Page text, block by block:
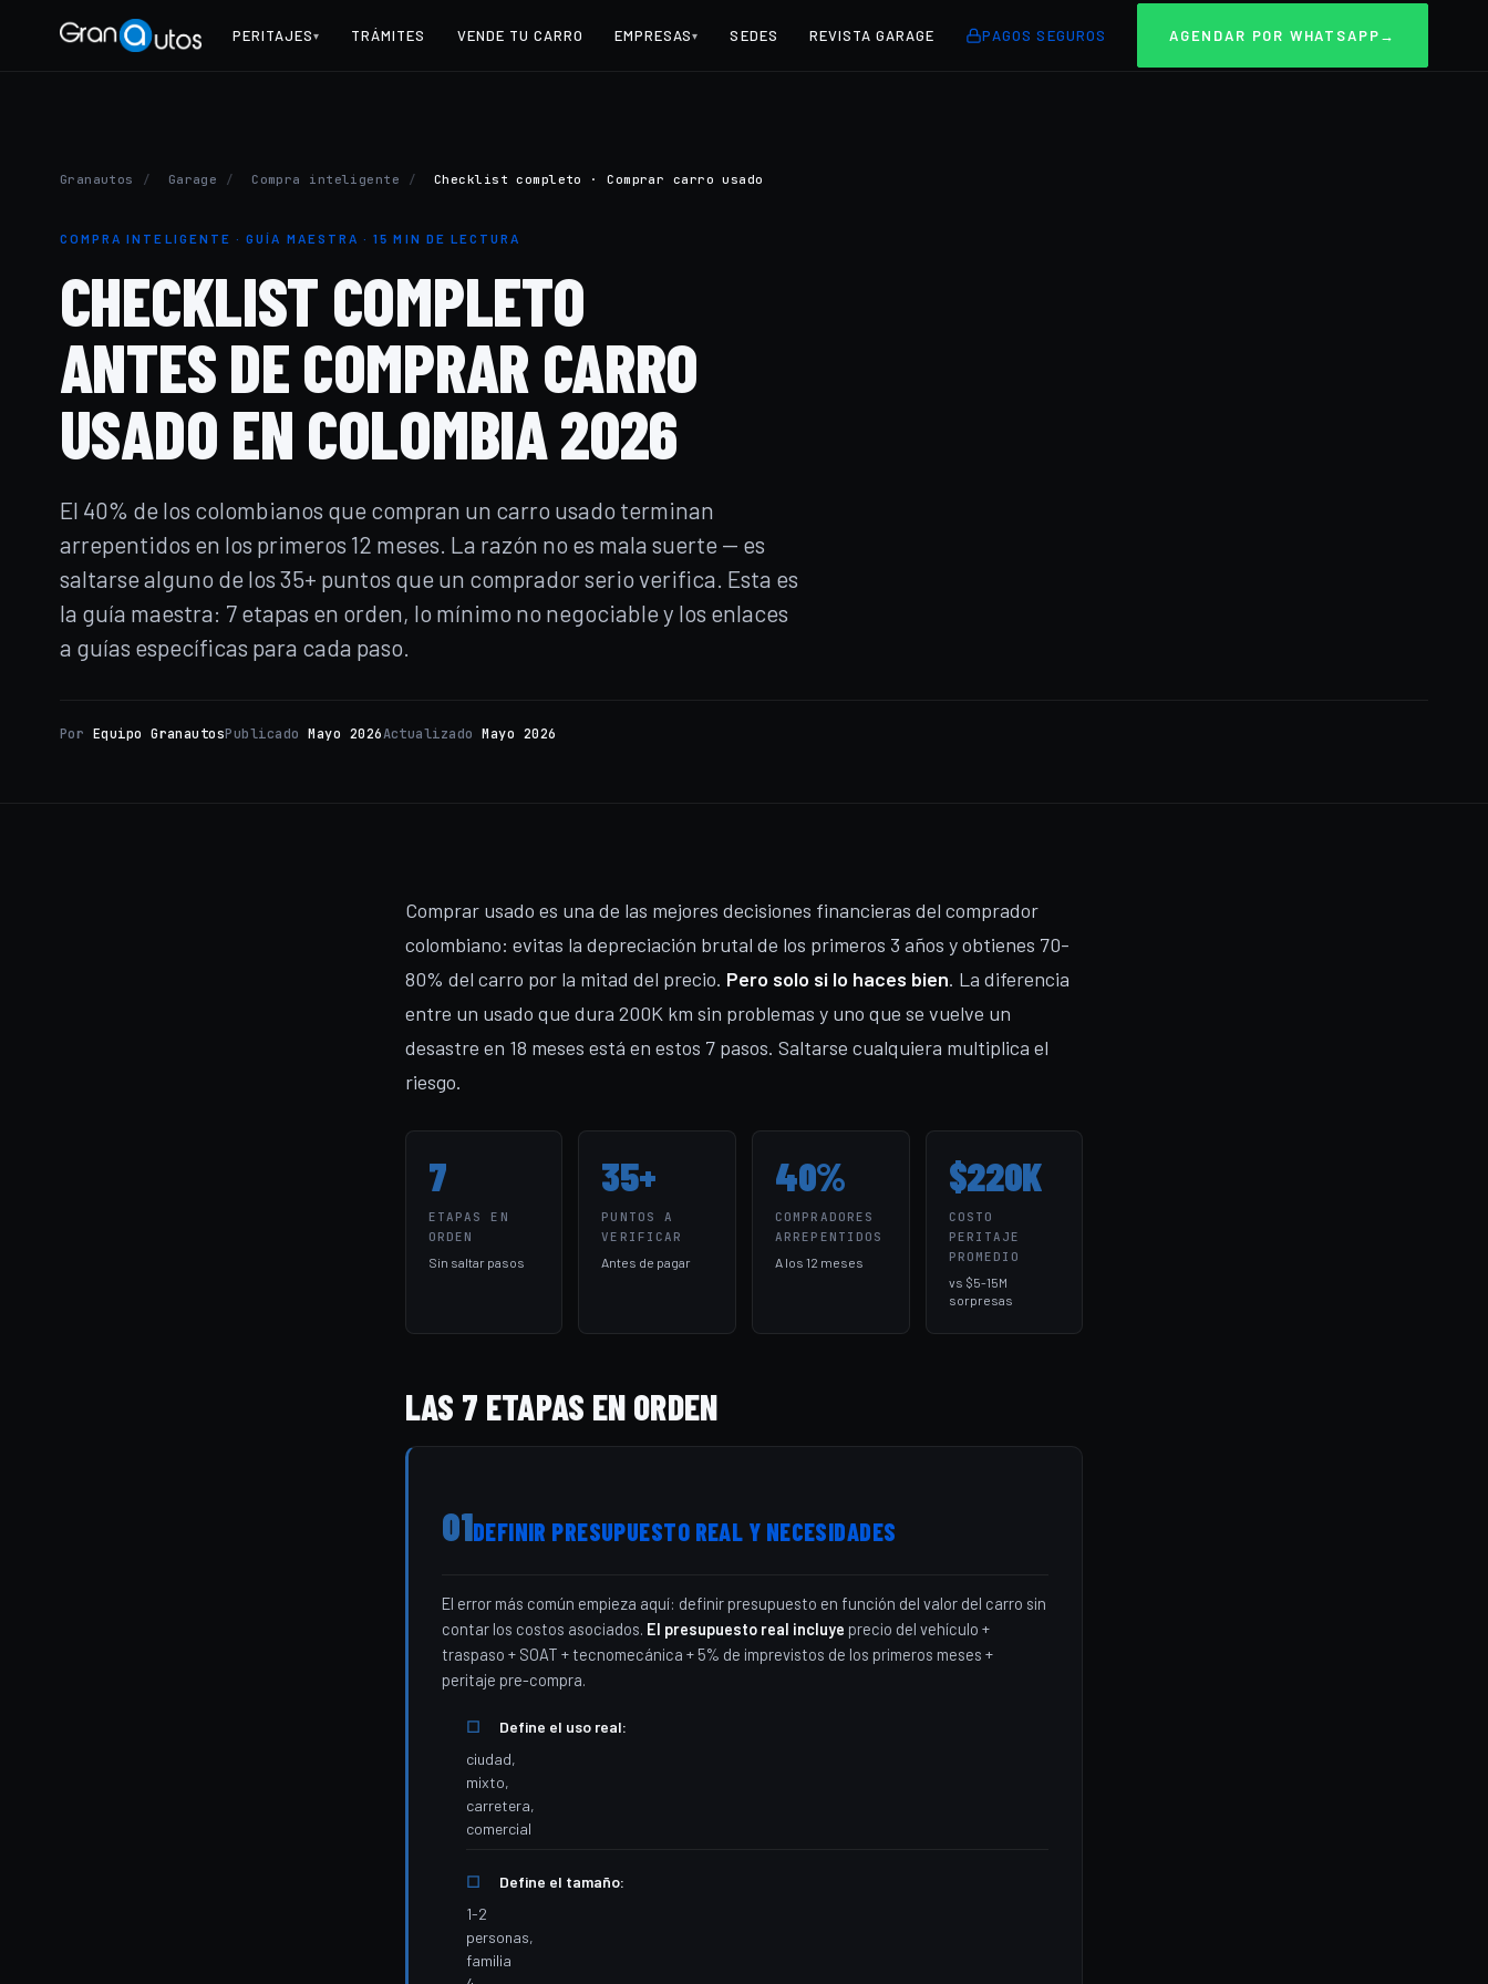
PERITAJES▾ TRÁMITES VENDE TU CARRO EMPRESAS▾ SEDES REVISTA GARAGE PAGOS SEGUROS AGENDAR POR WHATSAPP→
Granautos / Garage / Compra inteligente / Checklist completo · Comprar carro usado
COMPRA INTELIGENTE · GUÍA MAESTRA · 15 MIN DE LECTURA
CHECKLIST COMPLETO
ANTES DE COMPRAR CARRO
USADO EN COLOMBIA 2026
El 40% de los colombianos que compran un carro usado terminan
arrepentidos en los primeros 12 meses. La razón no es mala suerte — es
saltarse alguno de los 35+ puntos que un comprador serio verifica. Esta es
la guía maestra: 7 etapas en orden, lo mínimo no negociable y los enlaces
a guías específicas para cada paso.
Por Equipo GranautosPublicadoMayo 2026ActualizadoMayo 2026
Comprar usado es una de las mejores decisiones financieras del comprador
colombiano: evitas la depreciación brutal de los primeros 3 años y obtienes 70-
80% del carro por la mitad del precio. Pero solo si lo haces bien. La diferencia
entre un usado que dura 200K km sin problemas y uno que se vuelve un
desastre en 18 meses está en estos 7 pasos. Saltarse cualquiera multiplica el
riesgo.
7
ETAPAS EN
ORDEN
Sin saltar pasos
35+
PUNTOS A
VERIFICAR
Antes de pagar
40%
COMPRADORES
ARREPENTIDOS
A los 12 meses
$220K
COSTO
PERITAJE
PROMEDIO
vs $5-15M
sorpresas
LAS 7 ETAPAS EN ORDEN
01DEFINIR PRESUPUESTO REAL Y NECESIDADES
El error más común empieza aquí: definir presupuesto en función del valor del carro sin
contar los costos asociados. El presupuesto real incluye precio del vehículo +
traspaso + SOAT + tecnomecánica + 5% de imprevistos de los primeros meses +
peritaje pre-compra.
Define el uso real:
ciudad,
mixto,
carretera,
comercial
Define el tamaño:
1-2
personas,
familia